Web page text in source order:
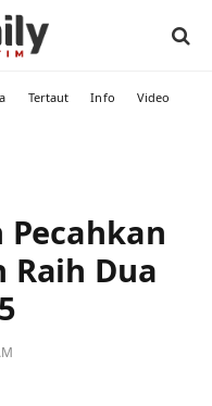
Tertaut Info Video
Pecahkan
Raih Dua